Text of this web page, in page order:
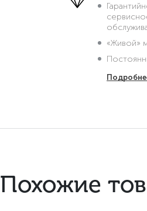
«Живой»
Похожие